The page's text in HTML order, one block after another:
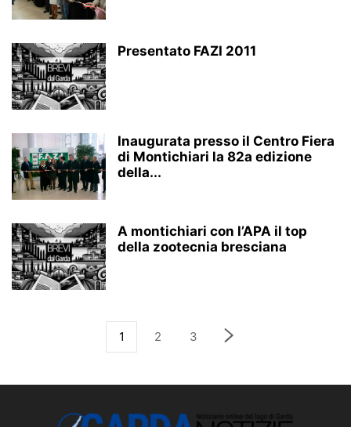
Presentato FAZI 2011
Inaugurata presso il Centro Fiera
di Montichiari la 82a edizione
della...
A montichiari con l’APA il top
della zootecnia bresciana
1 2 3